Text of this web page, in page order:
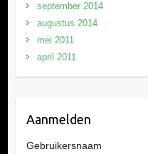
september 2014
augustus 2014
mei 2011
april 2011
Aanmelden
Gebruikersnaam